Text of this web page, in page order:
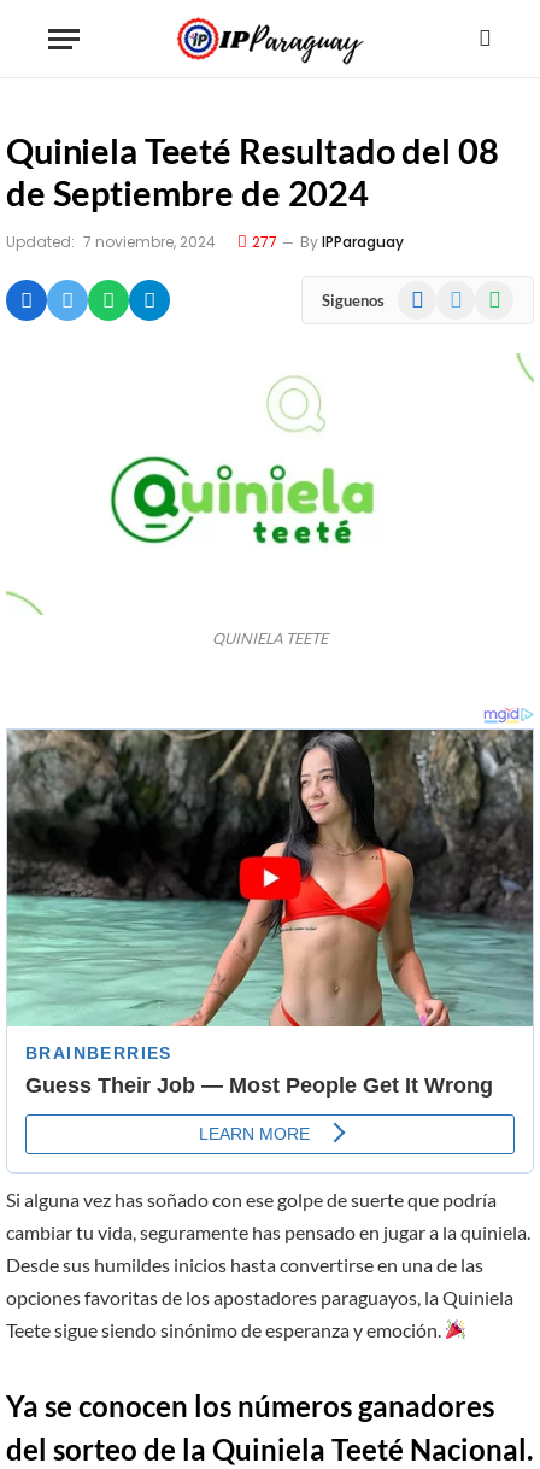
Quiniela Teeté Resultado del 08
de Septiembre de 2024
Updated: 7 noviembre, 2024 277 ByIPParaguay
Siguenos Facebook
QUINIELA TEETE
Si alguna vez has soñado con ese golpe de suerte que podría
cambiar tu vida, seguramente has pensado en jugar a la quiniela.
Desde sus humildes inicios hasta convertirse en una de las
opciones favoritas de los apostadores paraguayos, la Quiniela
Teete sigue siendo sinónimo de esperanza y emoción.
Ya se conocen los números ganadores
del sorteo de la Quiniela Teeté Nacional.